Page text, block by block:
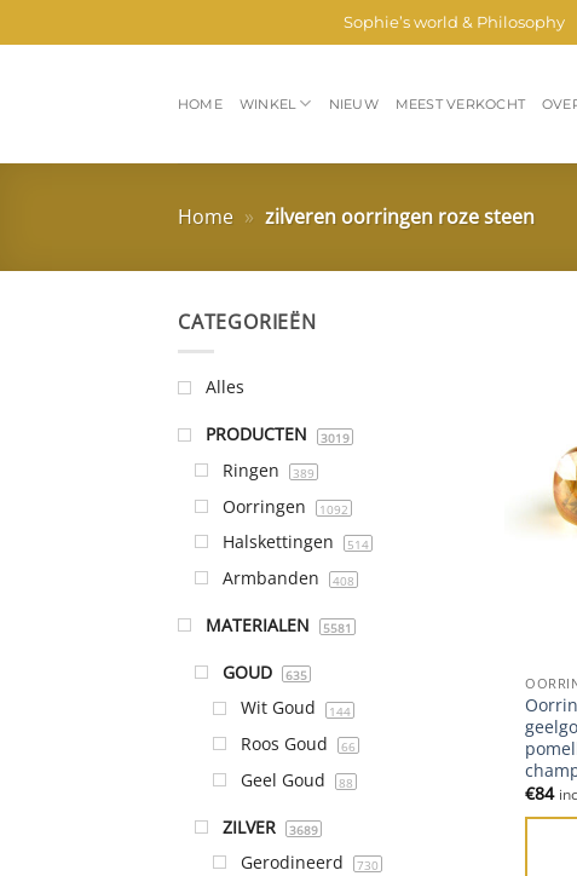
naar
Sophie’s world & Philosophy
HOME WINKEL NIEUW MEEST VERKOCHT
Home » zilveren oorringen roze steen
CATEGORIEËN
Alles
PRODUCTEN 3019
Ringen 389
Oorringen 1092
Halskettingen 514
Armbanden 408
MATERIALEN 5581
GOUD 635
Wit Goud 144
Roos Goud 66
Geel Goud 88
ZILVER 3689
Gerodineerd 730
€84